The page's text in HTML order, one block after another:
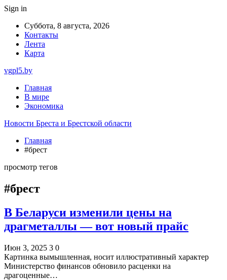
Sign in
Суббота, 8 августа, 2026
Контакты
Лента
Карта
vgpl5.by
Главная
В мире
Экономика
Новости Бреста и Брестской области
Главная
#брест
просмотр тегов
#брест
В Беларуси изменили цены на
драгметаллы — вот новый прайс
Июн 3, 2025 3 0
Картинка вымышленная, носит иллюстративный характер
Министерство финансов обновило расценки на
драгоценные…